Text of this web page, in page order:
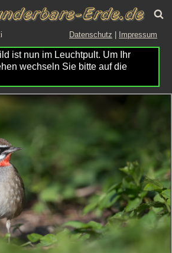
Datenschutz Impressum
ist nun im Leuchtpult. Um Ihr
wechseln Sie bitte auf die